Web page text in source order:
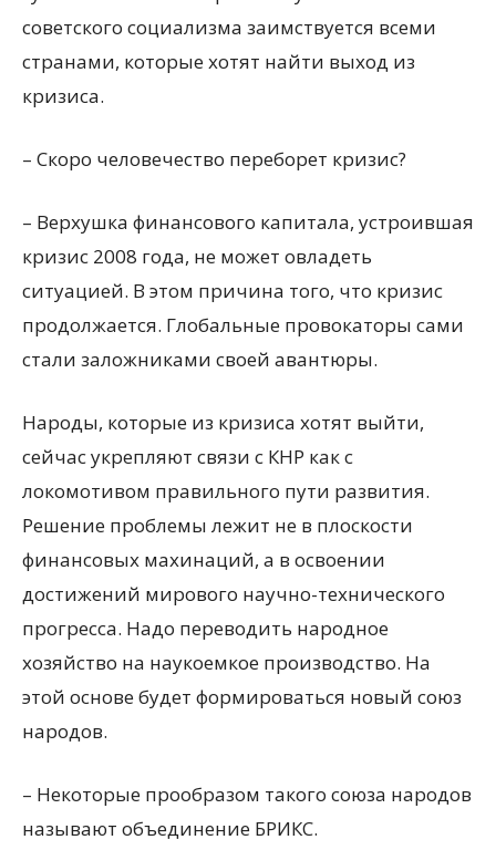
советского социализма заимствуется всеми
странами, которые хотят найти выход из
кризиса.
– Скоро человечество переборет кризис?
– Верхушка финансового капитала, устроившая
кризис 2008 года, не может овладеть
ситуацией. В этом причина того, что кризис
продолжается. Глобальные провокаторы сами
стали заложниками своей авантюры.
Народы, которые из кризиса хотят выйти,
сейчас укрепляют связи с КНР как с
локомотивом правильного пути развития.
Решение проблемы лежит не в плоскости
финансовых махинаций, а в освоении
достижений мирового научно-технического
прогресса. Надо переводить народное
хозяйство на наукоемкое производство. На
этой основе будет формироваться новый союз
народов.
– Некоторые прообразом такого союза народов
называют объединение БРИКС.